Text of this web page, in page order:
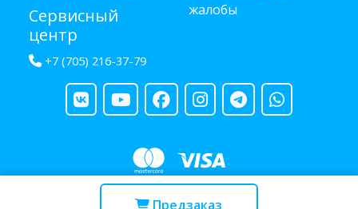
Предзаказ
Сервисный
центр
+7 (705) 216-37-79
жалобы
Copyright © 2013 - 2026 RUBA - разработано